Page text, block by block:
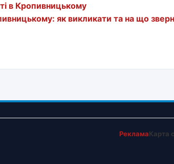
в Кропивницькому
як викликати та на що
РекламаКарта